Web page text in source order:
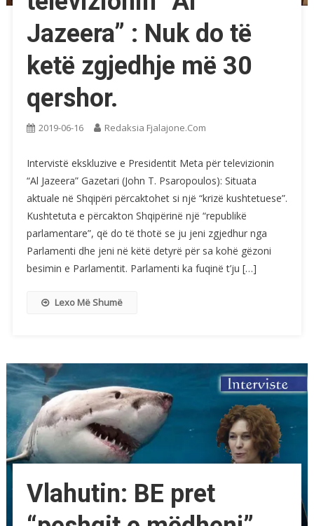
Jazeera” : Nuk do të
ketë zgjedhje më 30
qershor.
2019-06-16 Redaksia Fjalajone.com
Intervistë ekskluzive e Presidentit Meta për televizionin
“Al Jazeera” Gazetari (John T. Psaropoulos): Situata
aktuale në Shqipëri përcaktohet si një “krizë kushtetuese”.
Kushtetuta e përcakton Shqipërinë një “republikë
parlamentare”, që do të thotë se ju jeni zgjedhur nga
Parlamenti dhe jeni në këtë detyrë për sa kohë gëzoni
besimin e Parlamentit. Parlamenti ka fuqinë t’ju […]
Lexo Më Shumë
Vlahutin: BE pret